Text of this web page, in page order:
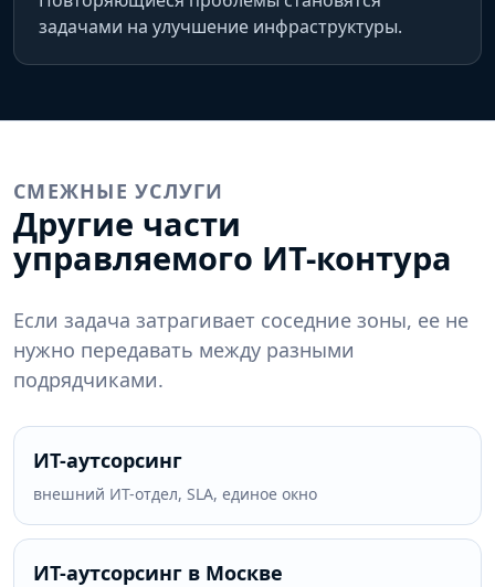
задачами на улучшение инфраструктуры.
СМЕЖНЫЕ УСЛУГИ
Другие части
управляемого ИТ-контура
Если задача затрагивает соседние зоны, ее не
нужно передавать между разными
подрядчиками.
ИТ-аутсорсинг
внешний ИТ-отдел, SLA, единое окно
ИТ-аутсорсинг в Москве